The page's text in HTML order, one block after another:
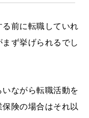
る前に転職していれ
まず挙げられるでし
ながら転職活動を
険の場合はそれ以